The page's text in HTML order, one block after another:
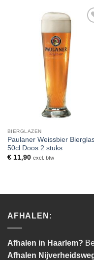
BIERGLAZEN
Paulaner Weissbier
50cl Doos 2 stuks
€11,90 excl. btw
AFHALEN:
Afhalen in Haarlem?
Afhalen